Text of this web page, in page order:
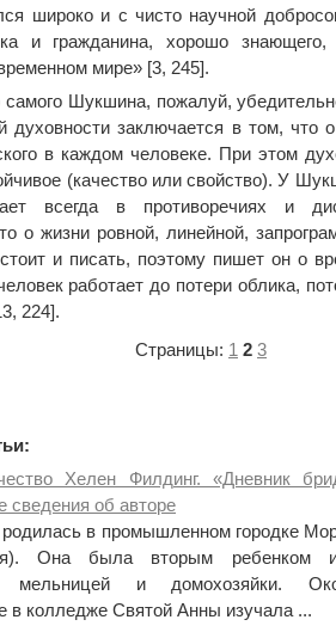
широко и с чисто научной
и гражданина, хорошо
мире» [3, 245].
Шукшина, пожалуй,
духовности заключается в том, что
в каждом человеке. При этом
(качество или свойство). У
всегда в противоречиях и
о жизни ровной, линейной,
и писать, поэтому пишет он о
работает до потери облика,
224].
Страницы: 1 2 3
Хелен Филдинг. «Дневник
сведения об авторе
в промышленном городке
Она была вторым ребенком
мельницей и домохозяйки.
в колледже Святой Анны изучала ...